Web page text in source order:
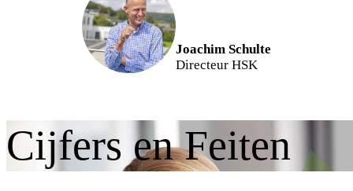
Directeur HSK
Cijfers en Feiten